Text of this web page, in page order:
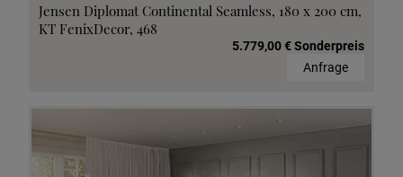
Jensen Diplomat Continental Seamless, 180 x 200 cm,
KT FenixDecor, 468
5.779,00 € Sonderpreis
Anfrage